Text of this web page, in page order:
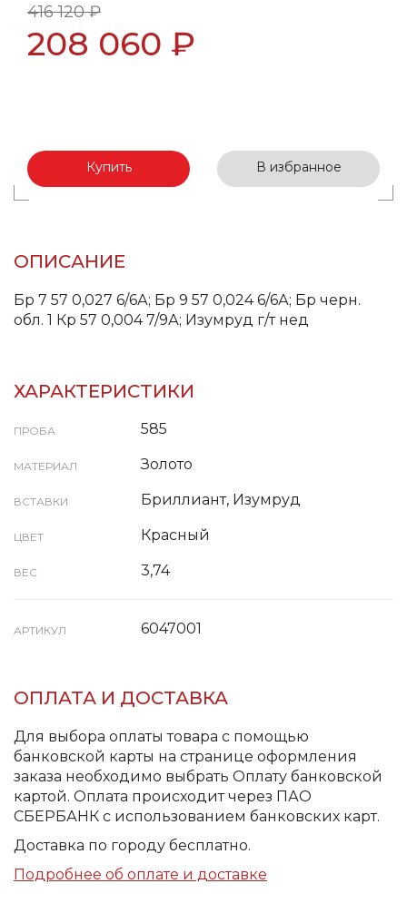
416 120 ₽
208 060 ₽
Купить В избранное
ОПИСАНИЕ
Бр 7 57 0,027 6/6А; Бр 9 57 0,024 6/6А; Бр черн.
обл. 1 Кр 57 0,004 7/9А; Изумруд г/т нед
ХАРАКТЕРИСТИКИ
ПРОБА 585
МАТЕРИАЛ Золото
ВСТАВКИ Бриллиант, Изумруд
ЦВЕТ Красный
ВЕС 3,74
АРТИКУЛ 6047001
ОПЛАТА И ДОСТАВКА
Для выбора оплаты товара с помощью
банковской карты на странице оформления
заказа необходимо выбрать Оплату банковской
картой. Оплата происходит через ПАО
СБЕРБАНК с использованием банковских карт.
Доставка по городу бесплатно.
Подробнее об оплате и доставке